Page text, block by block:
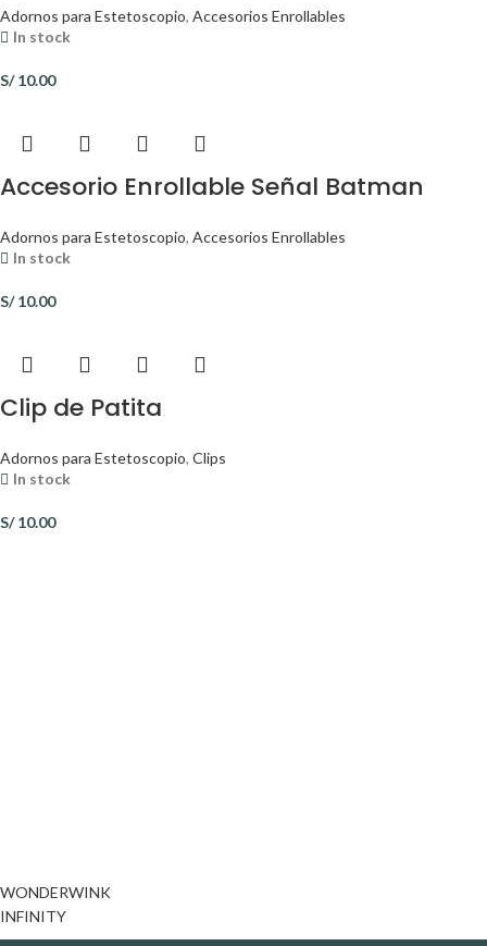
Adornos para Estetoscopio, Accesorios Enrollables
In stock
S/10.00
Accesorio Enrollable Señal Batman
Adornos para Estetoscopio, Accesorios Enrollables
In stock
S/10.00
Clip de Patita
Adornos para Estetoscopio, Clips
In stock
S/10.00
WONDERWINK
INFINITY